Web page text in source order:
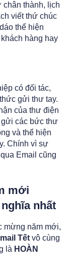
thành, lịch
viết thứ chúc
thể hiện
hàng hay
có đối tác,
gửi thư tay.
của thư điện
gửi các bức thư
và thể hiện
Chính vì sự
Email cũng
mới
nhất
mừng năm mới,
Tết vô cùng
là HOÀN